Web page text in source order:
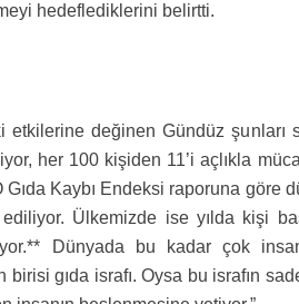
hedeflediklerini belirtti.
etkilerine değinen Gündüz şunları
her 100 kişiden 11’i açlıkla
Kaybı Endeksi raporuna göre
Ü lkemizde ise yılda kişi
Dünyada bu kadar çok
gıda israfı. Oysa bu israfın